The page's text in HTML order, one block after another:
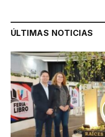
ÚLTIMAS NOTICIAS